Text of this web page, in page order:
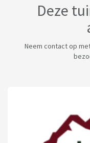
Deze
Neem contact op